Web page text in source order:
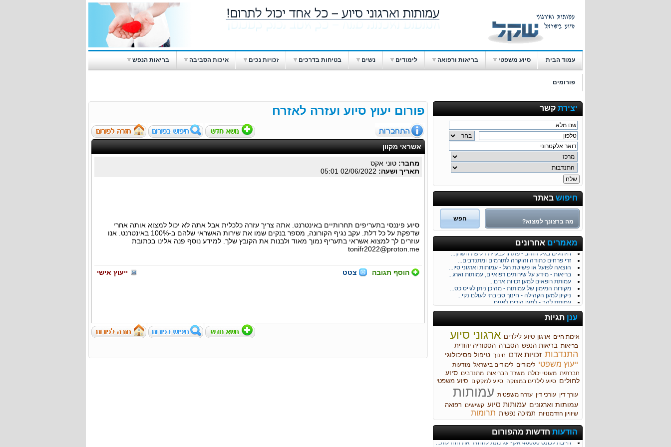
עמוד הבית סיוע משפטי בריאות ורפואה לימודים נשים בטיחות בדרכים זכויות נכים איכות הסביבה בריאות הנפש
פורומים
יצירת קשר
חיפוש באתר
מאמרים אחרונים
טיפול פסיכולוגי לא יקר...
ארגוני סיוע לקשישים ובני גיל הזהב...
חיתולים בגיל הזהב - פתרון לבעיית דליפת השתן...
זרי פרחים כתודה והוקרה לתורמים ומתנדבים...
הוצאה לפועל או פשיטת רגל - עמותות וארגוני סיו...
בריאות - מידע על שירותים רפואיים, עמותות וארג...
עמותת רופאים למען זכויות אדם...
מקורות המימון של עמותות - מהיכן ניתן לגייס כס...
ניקיון למען הקהילה - חינוך סביבתי לעולם נקי...
עמותת להב - למען הורים לפגים...
אגודת יד ביד למען ילדים במצוקה...
מדריך: הקמת עמותה על פי חוק בישראל...
חום ואהבה לתינוקות נטושים - עמותת חיבוק ראשון...
עמותת עמדא - מתמודדים עם הבלבול והשכחה ...
עמותות וארגוני סיוע יהודיים...
התנדבות למען אחרים - מעורבות חברתית למען החבר...
ארגון הג'וינט - מסייעים ליהודים מאז 1914...
פרויקט תגלית - הקניית ערכים ציוניים לנוער יהו...
עמותת אחריי! - שינוי חברתי ומנהיגות בקרב בני ...
עמותת אל-סם - טיפול בבעיות סמים אצל מתבגרים...
מידע על עמותות וארגוני סיוע לבני נוער בארץ...
עמותת סהר - סיוע והקשבה ברשת ...
רשלנות רפואית בשחרור מוקדם של מטופל...
ענן תגיות
איכות חיים ארגון סיוע לילדים ארגוני סיוע
בריאות בריאות הנפש הסברה הסטוריה יהודית
התנדבות זכויות אדם חינוך טיפול פסיכולוגי
ייעוץ משפטי לימודים לימודים בישראל מודעות
חברתית מעוטי יכולת משרד הבריאות מתנדבים סיוע
לחולים סיוע לילדים במצוקה סיוע לנזקקים סיוע משפטי
עורך דין עורכי דין עזרה משפטית עמותות
עמותות וארגונים עמותות סיוע קשישים רפואה
שיוויון הזדמנויות תמיכה נפשית תרומות
הודעות חדשות מהפורוםסיוע בשכר דירה...
חיפוש מעבדה לצורך לימודים...
חייבת לכונס 46000 אלף על מנת להחזיר את החדלות...
פורום יעוץ סיוע ועזרה לאזרח
אשראי מקוון
מחבר: טוני אקס
תאריך ושעה:
סיוע פיננסי בתעריפים תחרותיים באינטרנט. אתה צריך עזרה כלכלית אבל אתה לא יכול למצוא אותה אחרי
שדפקת על כל דלת. עקב נגיף הקורונה, מספר בנקים שמו את שירות האשראי שלהם ב-100% באינטרנט. אנו
עוזרים לך למצוא אשראי בתעריף נמוך מאוד ולבנות את הקובץ שלך. למידע נוסף פנה אלינו בכתובת
tonifr2022@proton.me
הוסף תגובה צטט ייעוץ אישי